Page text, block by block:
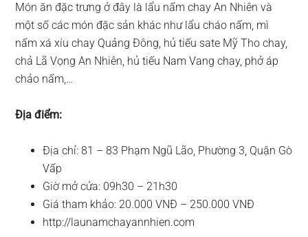
Món ăn đặc trưng ở đây là lẩu nấm chay An Nhiên và
một số các món đặc sản khác như lẩu cháo nấm, mì
nấm xá xíu chay Quảng Đông, hủ tiếu sate Mỹ Tho chay,
chả Lã Vọng An Nhiên, hủ tiếu Nam Vang chay, phở áp
chảo nấm,…
Địa điểm:
Địa chỉ: 81 – 83 Phạm Ngũ Lão, Phường 3, Quận Gò
Vấp
Giờ mở cửa: 09h30 – 21h30
Giá tham khảo: 20.000 VNĐ – 250.000 VNĐ
http://launamchayannhien.com